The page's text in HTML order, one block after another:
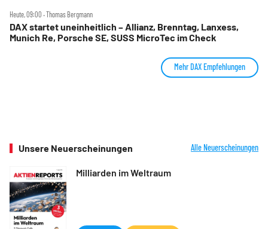
Heute, 09:00 ‧ Thomas Bergmann
DAX startet uneinheitlich – Allianz, Brenntag, Lanxess,
Munich Re, Porsche SE, SUSS MicroTec im Check
Mehr DAX Empfehlungen
Unsere Neuerscheinungen Alle Neuerscheinungen
Milliarden im Weltraum